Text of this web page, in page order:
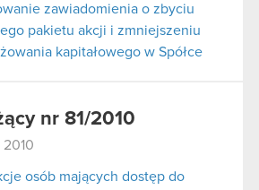
zawiadomienia o zbyciu
pakietu akcji i zmniejszeniu
kapitałowego w Spółce
nr 81/2010
osób mających dostęp do